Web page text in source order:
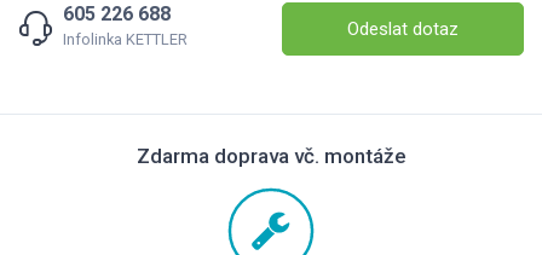
605 226 688
Infolinka KETTLER Odeslat dotaz
Zdarma doprava vč. montáže